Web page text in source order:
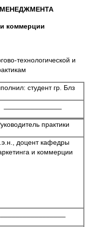
коммерции
технологической и
студент гр. Блз
практики
доцент кафедры
и коммерции